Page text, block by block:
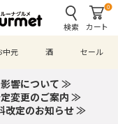
検索
0
カート
中元 酒 セール
響について ≫
変更のご案内 ≫
改定のお知らせ ≫